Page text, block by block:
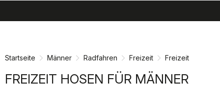
Startseite Männer Radfahren Freizeit Freizeit
FREIZEIT HOSEN FÜR MÄNNER